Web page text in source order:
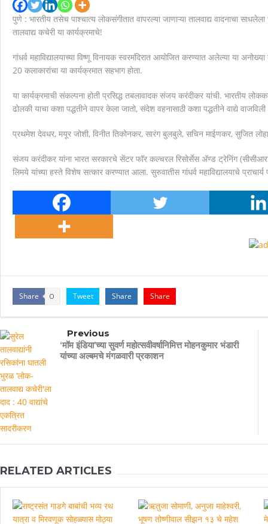
मानवाला आदराने व सन्मानाने जगण्याचा अधिकार म्हणजे
पुणे : भारतीय तसेच पाश्चात्य लोकसंगीतात वापरल्या जाणाऱ्या तालवाद्य वादनाचा साधलेला
तालवाद्य कचेरी या कार्यक्रमाचे!
गांधर्व महाविद्यालयाच्या विष्णू विनायक स्वरमंदिरात आयोजित करण्यात अलेल्या या अनोख्या
20 कलाकारांचा या कार्यक्रमात सहभाग होता.
या कार्यक्रमाची संकल्पना होती प्रसिद्ध तबलावादक संजय करंदीकर यांची. भारतीय
ढोलकी याचा कशा पद्धतीने वापर केला जातो, संदेश वहनासाठी कशा पद्धतीने वाद्ये वाजविली
प्रथमेश देवधर, मयूर जोशी, विनीत तिकोनकर, सारंग बुलबुले, सचिन माईणकर, सुजित
संजय करंदीकर यांना भारत सरकारचे सेंटर फॉर कल्चरल रिसोर्सेस ॲण्ड ट्रेनिंग(
लिमये यांच्या हस्ते विशेष सत्कार करण्यात आला. सुरुवातीस गांधर्व महाविद्यालयाचे प्राचार्य
Share 0 Tweet Share Share
Previous
‘मॉम इंडिया’च्या सुवर्ण महोत्सवीवर्षानिमित्त मोहनकुमार भंडारी
यांच्या अल्बमचे मंगळवारी प्रकाशन
RELATED ARTICLES